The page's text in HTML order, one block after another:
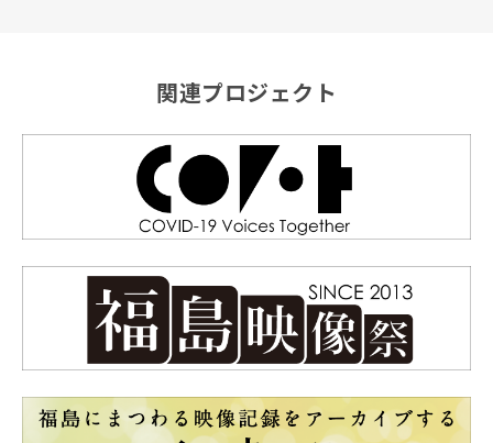
関連プロジェクト